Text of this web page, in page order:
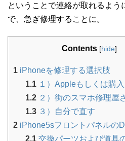
ということで連絡が取れるよう
で、急ぎ修理することに。
Contents [hide]
1 iPhoneを修理する選択肢
1.1 １）Appleもしくは購
1.2 ２）街のスマホ修理屋
1.3 ３）自分で直す
2 iPhone5sフロントパネルの
2.1 交換パーツおよび道具